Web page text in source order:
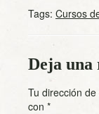
Tags: Cursos
Deja una
Tu dirección
con *